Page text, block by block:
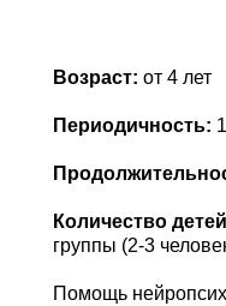
Возраст: от 4 лет
Периодичность:
Количество
группы (2-3
Помощь